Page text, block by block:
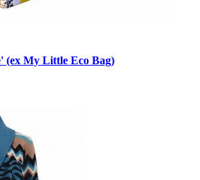
(ex My Little Eco Bag)